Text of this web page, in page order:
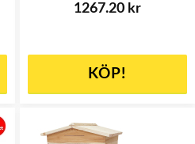
1267.20 kr
KÖP!